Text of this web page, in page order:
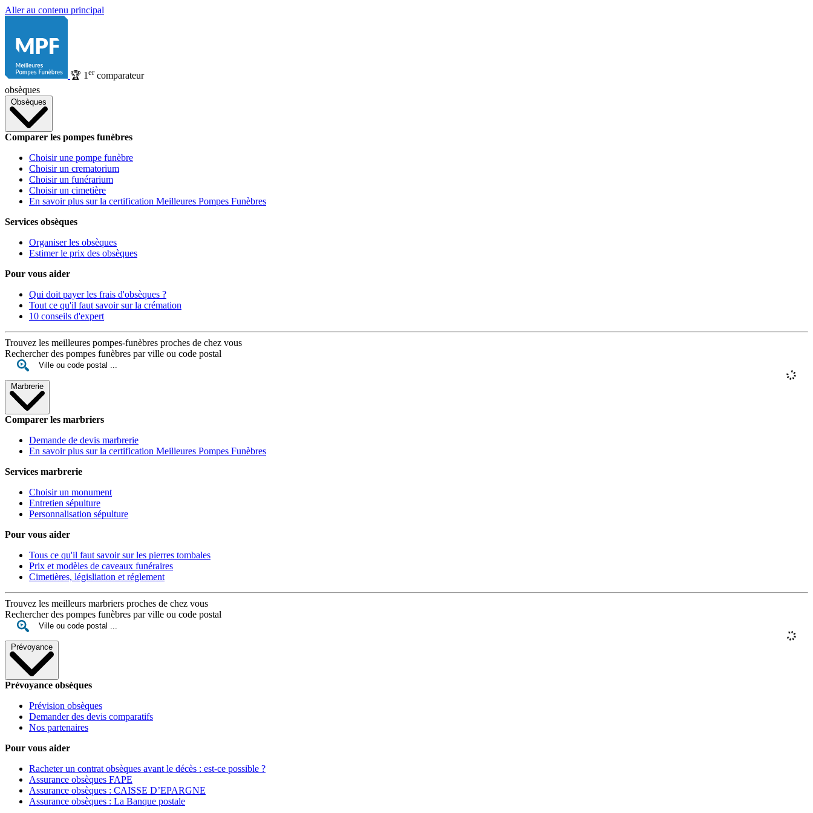
Aller au contenu principal
🏆 1 ercomparateur
obsèques
Obsèques
Comparer les pompes funèbres
Choisir une pompe funèbre
Choisir un crematorium
Choisir un funérarium
Choisir un cimetière
En savoir plus sur la certification Meilleures Pompes Funèbres
Services obsèques
Organiser les obsèques
Estimer le prix des obsèques
Pour vous aider
Qui doit payer les frais d'obsèques ?
Tout ce qu'il faut savoir sur la crémation
10 conseils d'expert
Trouvez les meilleures pompes-funèbres proches de chez vous
Rechercher des pompes funèbres par ville ou code postal
Marbrerie
Comparer les marbriers
Demande de devis marbrerie
En savoir plus sur la certification Meilleures Pompes Funèbres
Services marbrerie
Choisir un monument
Entretien sépulture
Personnalisation sépulture
Pour vous aider
Tous ce qu'il faut savoir sur les pierres tombales
Prix et modèles de caveaux funéraires
Cimetières, législiation et réglement
Trouvez les meilleurs marbriers proches de chez vous
Rechercher des pompes funèbres par ville ou code postal
Prévoyance
Prévoyance obsèques
Prévision obsèques
Demander des devis comparatifs
Nos partenaires
Pour vous aider
Racheter un contrat obsèques avant le décès : est-ce possible ?
Assurance obsèques FAPE
Assurance obsèques : CAISSE D’EPARGNE
Assurance obsèques : La Banque postale